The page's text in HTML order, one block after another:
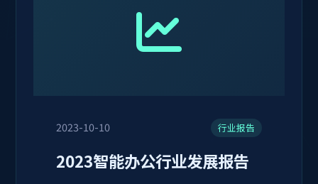
2023-10-10 行业报告
2023智能办公行业发展报告